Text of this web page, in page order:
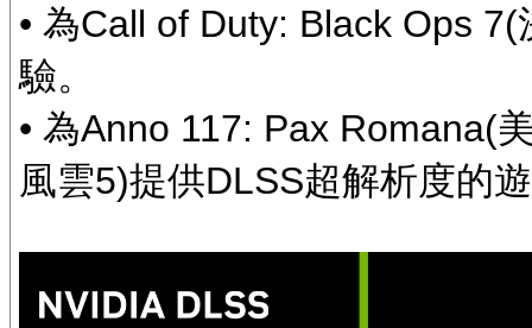
• 為Call of Duty: Black Ops
驗。
• 為Anno 117: Pax Romana(
風雲5)提供DLSS超解析度的